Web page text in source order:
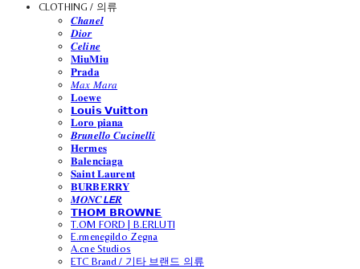
CLOTHING / 의류
𝑪𝒉𝒂𝒏𝒆𝒍
𝑫𝒊𝒐𝒓
𝑪𝒆𝒍𝒊𝒏𝒆
𝐌𝐢𝐮𝐌𝐢𝐮
𝐏𝐫𝐚𝐝𝐚
𝑀𝑎𝑥 𝑀𝑎𝑟𝑎
𝐋𝐨𝐞𝐰𝐞
𝗟𝗼𝘂𝗶𝘀 𝗩𝘂𝗶𝘁𝘁𝗼𝗻
𝐋𝐨𝐫𝐨 𝐩𝐢𝐚𝐧𝐚
𝑩𝒓𝒖𝒏𝒆𝒍𝒍𝒐 𝑪𝒖𝒄𝒊𝒏𝒆𝒍𝒍𝒊
𝐇𝐞𝐫𝐦𝐞𝐬
𝐁𝐚𝐥𝐞𝐧𝐜𝐢𝐚𝐠𝐚
𝐒𝐚𝐢𝐧𝐭 𝐋𝐚𝐮𝐫𝐞𝐧𝐭
𝐁𝐔𝐑𝐁𝐄𝐑𝐑𝐘
𝑴𝑶𝑵𝑪𝙇𝙀𝑹
𝗧𝗛𝗢𝗠 𝗕𝗥𝗢𝗪𝗡𝗘
T.OM FORD | B.ERLUTI
E.rmenegildo Zegna
A.cne Studios
ETC Brand / 기타 브랜드 의류